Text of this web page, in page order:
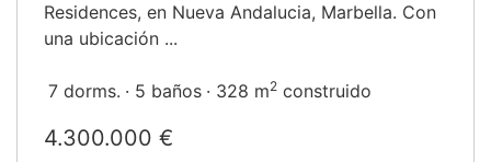
Residences, en Nueva Andalucia, Marbella. Con
una ubicación ...
7 dorms. 5 baños 328 m2 construido
4.300.000 €